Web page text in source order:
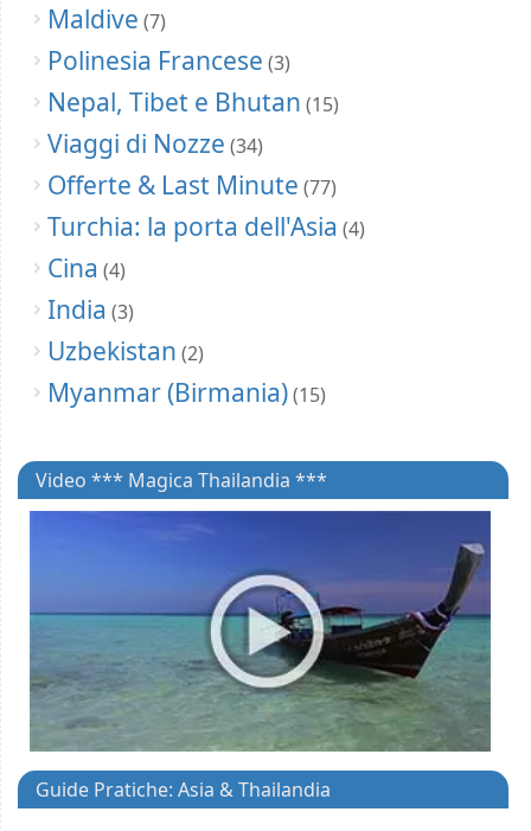
Maldive (7)
Polinesia Francese (3)
Nepal, Tibet e Bhutan (15)
Viaggi di Nozze (34)
Offerte & Last Minute (77)
Turchia: la porta dell'Asia (4)
Cina (4)
India (3)
Uzbekistan (2)
Myanmar (Birmania)(15)
Video *** Magica Thailandia ***
Guide Pratiche: Asia & Thailandia